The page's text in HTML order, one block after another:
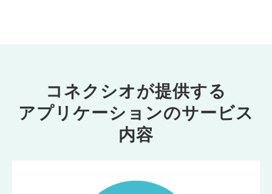
コネクシオが提供する
アプリケーションのサービス
内容